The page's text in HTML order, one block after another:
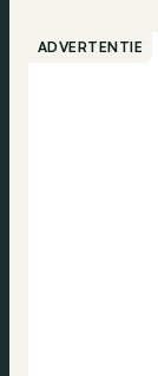
ADVERTENTIE